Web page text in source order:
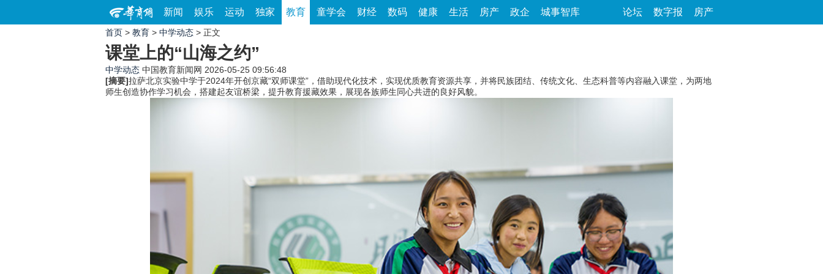
新闻 娱乐 运动 独家 教育 童学会 财经 数码 健康 生活 房产 政企 城事智库 论坛 数字报 房产
首页 > 教育 > 中学动态 > 正文
课堂上的“山海之约”
中学动态 中国教育新闻网 2026-05-25 09:56:48
[摘要]拉萨北京实验中学于2024年开创京藏“双师课堂”，借助现代化技术，实现优质教育资源共享，并将民族团结、传统文化、生态科普等内容融入课堂，为两地
师生创造协作学习机会，搭建起友谊桥梁，提升教育援藏效果，展现各族师生同心共进的良好风貌。